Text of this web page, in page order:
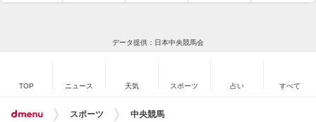
データ提供：日本中央競馬会
TOP ニュース 天気 スポーツ 占い すべて
スポーツ 中央競馬